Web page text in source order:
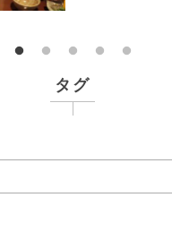
タグ